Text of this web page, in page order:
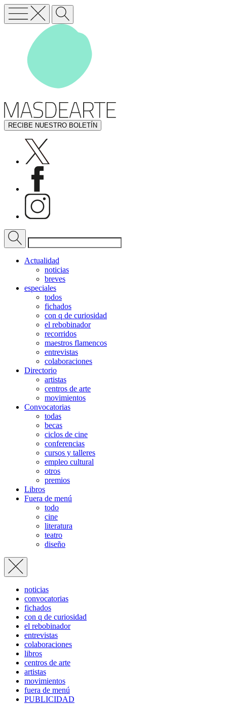
RECIBE NUESTRO BOLETÍN
Actualidad
noticias
breves
especiales
todos
fichados
con q de curiosidad
el rebobinador
recorridos
maestros flamencos
entrevistas
colaboraciones
Directorio
artistas
centros de arte
movimientos
Convocatorias
todas
becas
ciclos de cine
conferencias
cursos y talleres
empleo cultural
otros
premios
Libros
Fuera de menú
todo
cine
literatura
teatro
diseño
noticias
convocatorias
fichados
con q de curiosidad
el rebobinador
entrevistas
colaboraciones
libros
centros de arte
artistas
movimientos
fuera de menú
PUBLICIDAD